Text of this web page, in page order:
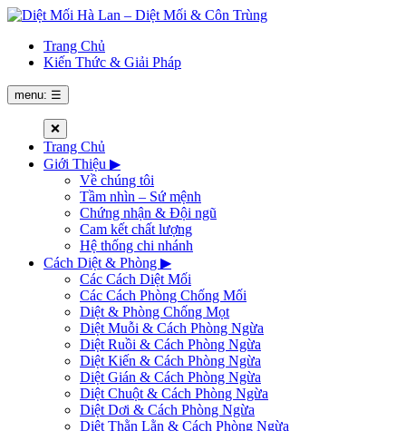
Trang Chủ
Kiến Thức & Giải Pháp
menu: ☰
❌
Trang Chủ
Giới Thiệu ▶
Về chúng tôi
Tầm nhìn – Sứ mệnh
Chứng nhận & Đội ngũ
Cam kết chất lượng
Hệ thống chi nhánh
Cách Diệt & Phòng ▶
Các Cách Diệt Mối
Các Cách Phòng Chống Mối
Diệt & Phòng Chống Mọt
Diệt Muỗi & Cách Phòng Ngừa
Diệt Ruồi & Cách Phòng Ngừa
Diệt Kiến & Cách Phòng Ngừa
Diệt Gián & Cách Phòng Ngừa
Diệt Chuột & Cách Phòng Ngừa
Diệt Dơi & Cách Phòng Ngừa
Diệt Thằn Lằn & Cách Phòng Ngừa